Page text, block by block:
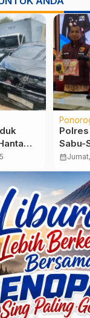
Sabu-
dari
calendar_month